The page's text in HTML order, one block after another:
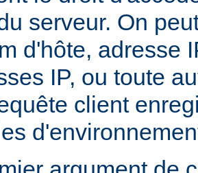
serveur. On
d'hôte, adresse
IP, ou toute
client